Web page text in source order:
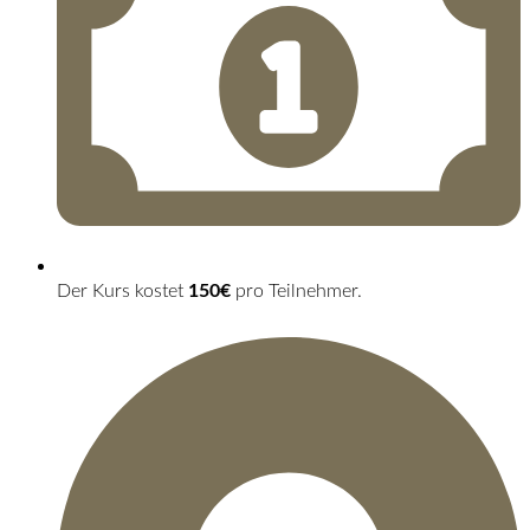
Der Kurs kostet 150€ pro Teilnehmer.